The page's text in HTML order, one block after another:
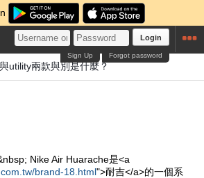
Login
Forgot password
Sign Up
utility兩款與別是什麼？
Nike Air Huarache是<a
brand-18.html">耐吉</a>的一個系